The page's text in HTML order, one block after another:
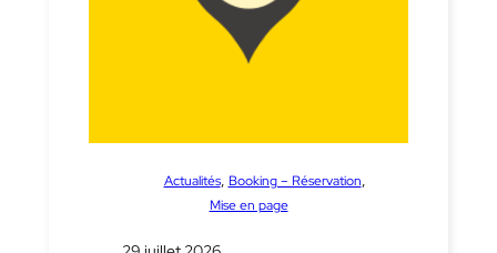
Actualités, Booking – Réservation
Mise en page